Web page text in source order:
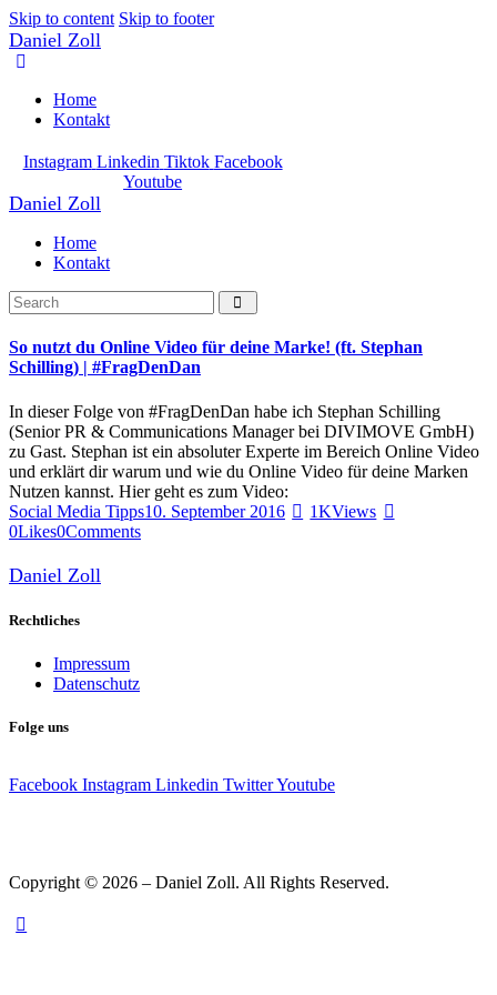
Skip to content Skip to footer
Daniel Zoll
Home
Kontakt
Instagram Linkedin Tiktok Facebook
Youtube
Daniel Zoll
Home
Kontakt
So nutzt du Online Video für deine Marke! (ft. Stephan
Schilling) | #FragDenDan
In dieser Folge von #FragDenDan habe ich Stephan Schilling
(Senior PR & Communications Manager bei DIVIMOVE GmbH)
zu Gast. Stephan ist ein absoluter Experte im Bereich Online Video
und erklärt dir warum und wie du Online Video für deine Marken
Nutzen kannst. Hier geht es zum Video:
Social Media Tipps10. September 2016 1KViews
0Likes0Comments
Daniel Zoll
Rechtliches
Impressum
Datenschutz
Folge uns
Facebook Instagram Linkedin TwitterYoutube
Copyright © 2026 – Daniel Zoll. All Rights Reserved.